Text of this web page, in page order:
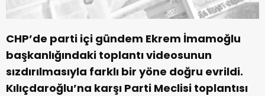
CHP’de parti içi gündem Ekrem İmamoğlu
başkanlığındaki toplantı videosunun
sızdırılmasıyla farklı bir yöne doğru evrildi.
Kılıçdaroğlu’na karşı Parti Meclisi toplantısı